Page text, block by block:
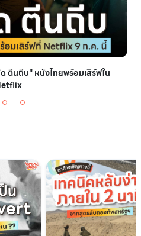
ตีนถีบ" หนังไทยพร้อมเสิร์ฟใน